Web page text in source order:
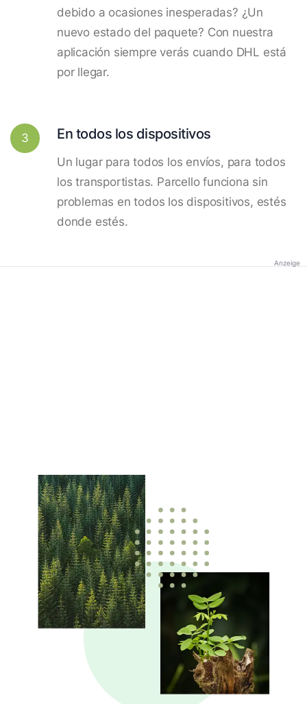
debido a ocasiones inesperadas? ¿Un
nuevo estado del paquete? Con nuestra
aplicación siempre verás cuando DHL está
por llegar.
3 En todos los dispositivos
Un lugar para todos los envíos, para todos
los transportistas. Parcello funciona sin
problemas en todos los dispositivos, estés
donde estés.
Anzeige